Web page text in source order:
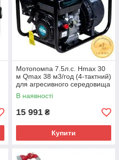
Мотопомпа 7.5л.с. Hmax 30
м Qmax 38 м3/год (4-тактний)
для агресивного середовища
AQUATICA (772539)
В наявності
15 991 ₴
Купити